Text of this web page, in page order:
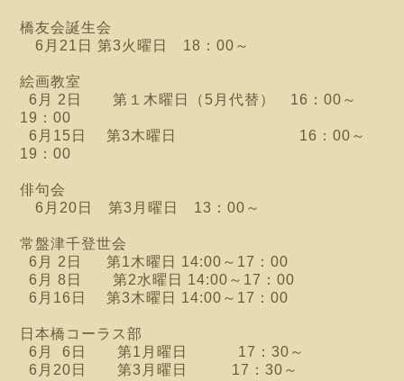
橋友会誕生会
6月21日 第3火曜日 18：00～
絵画教室
6月 2日 第１木曜日（5月代替） 16：00～
19：00
6月15日 第3木曜日 16：00～
19：00
俳句会
6月20日 第3月曜日 13：00～
常盤津千登世会
6月 2日 第1木曜日 14:00～17：00
6月 8日 第2水曜日 14:00～17：00
6月16日 第3木曜日 14:00～17：00
日本橋コーラス部
6月 6日 第1月曜日 17：30～
6月20日 第3月曜日 17：30～